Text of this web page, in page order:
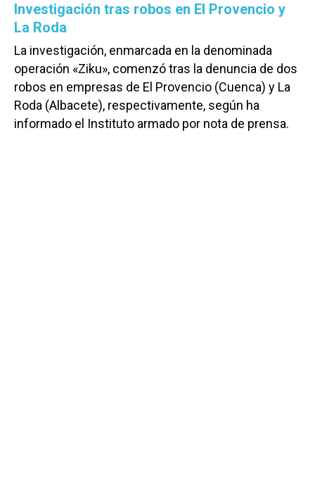
Investigación tras robos en El Provencio y
La Roda
La investigación, enmarcada en la denominada
operación «Ziku», comenzó tras la denuncia de dos
robos en empresas de El Provencio (Cuenca) y La
Roda (Albacete), respectivamente, según ha
informado el Instituto armado por nota de prensa.